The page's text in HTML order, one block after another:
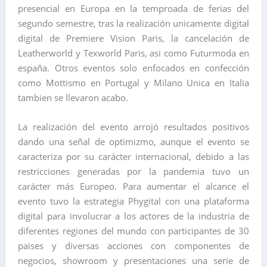
presencial en Europa en la temproada de ferias del
segundo semestre, tras la realización unicamente digital
digital de Premiere Vision Paris, la cancelación de
Leatherworld y Texworld Paris, asi como Futurmoda en
españa. Otros eventos solo enfocados en confección
como Mottismo en Portugal y Milano Unica en Italia
tambien se llevaron acabo.
La realización del evento arrojó resultados positivos
dando una señal de optimizmo, aunque el evento se
caracteriza por su carácter internacional, debido a las
restricciones generadas por la pandemia tuvo un
carácter más Europeo. Para aumentar el alcance el
evento tuvo la estrategia Phygital con una plataforma
digital para involucrar a los actores de la industria de
diferentes regiones del mundo con participantes de 30
paises y diversas acciones con componentes de
negocios, showroom y presentaciones una serie de